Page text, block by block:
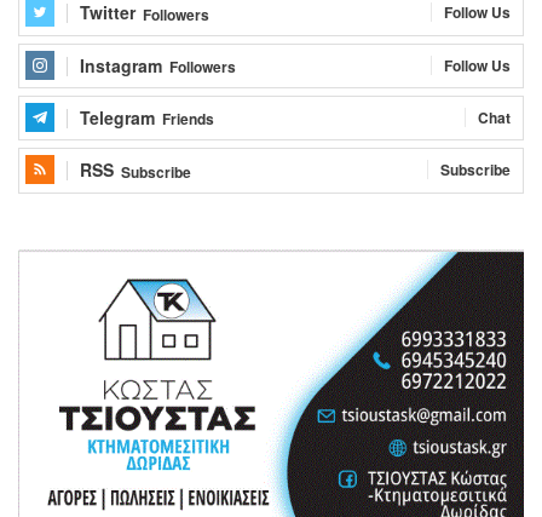
Twitter Followers Follow Us
Instagram Followers Follow Us
Telegram Friends Chat
RSS Subscribe Subscribe